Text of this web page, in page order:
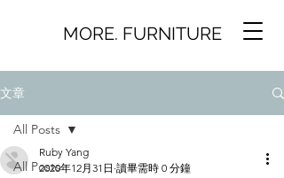
MORE. FURNITURE
文章
All Posts
All Posts
Ruby Yang
2020年12月31日 讀畢需時 0 分鐘